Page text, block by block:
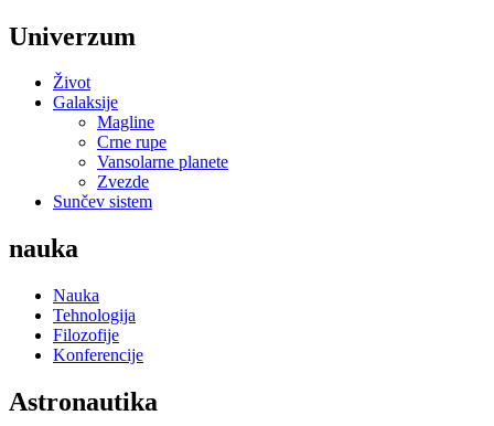
Univerzum
Život
Galaksije
Magline
Crne rupe
Vansolarne planete
Zvezde
Sunčev sistem
nauka
Nauka
Tehnologija
Filozofije
Konferencije
Astronautika